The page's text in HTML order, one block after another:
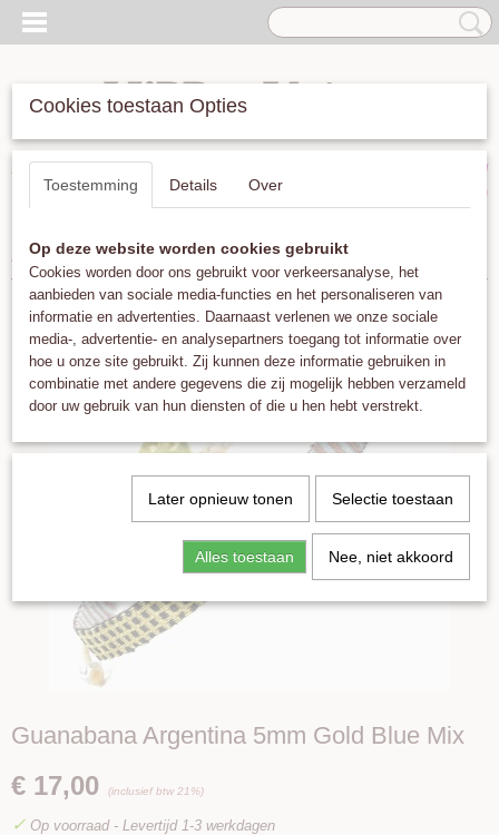
Inloggen Registreren
UW WINKELWAGEN
(0)
Home >Armbanden>Guanabana Argentina 5mm Gold Blue Mix
Guanabana Argentina 5mm Gold Blue Mix
€ 17,00 (inclusief btw 21%)
✓ Op voorraad - Levertijd 1-3 werkdagen
Cookies toestaan Opties
Toestemming Details Over
Op deze website worden cookies gebruikt
Cookies worden door ons gebruikt voor verkeersanalyse, het
aanbieden van sociale media-functies en het personaliseren van
informatie en advertenties. Daarnaast verlenen we onze sociale
media-, advertentie- en analysepartners toegang tot informatie over
hoe u onze site gebruikt. Zij kunnen deze informatie gebruiken in
combinatie met andere gegevens die zij mogelijk hebben verzameld
door uw gebruik van hun diensten of die u hen hebt verstrekt.
Later opnieuw tonen Selectie toestaan
Alles toestaan Nee, niet akkoord